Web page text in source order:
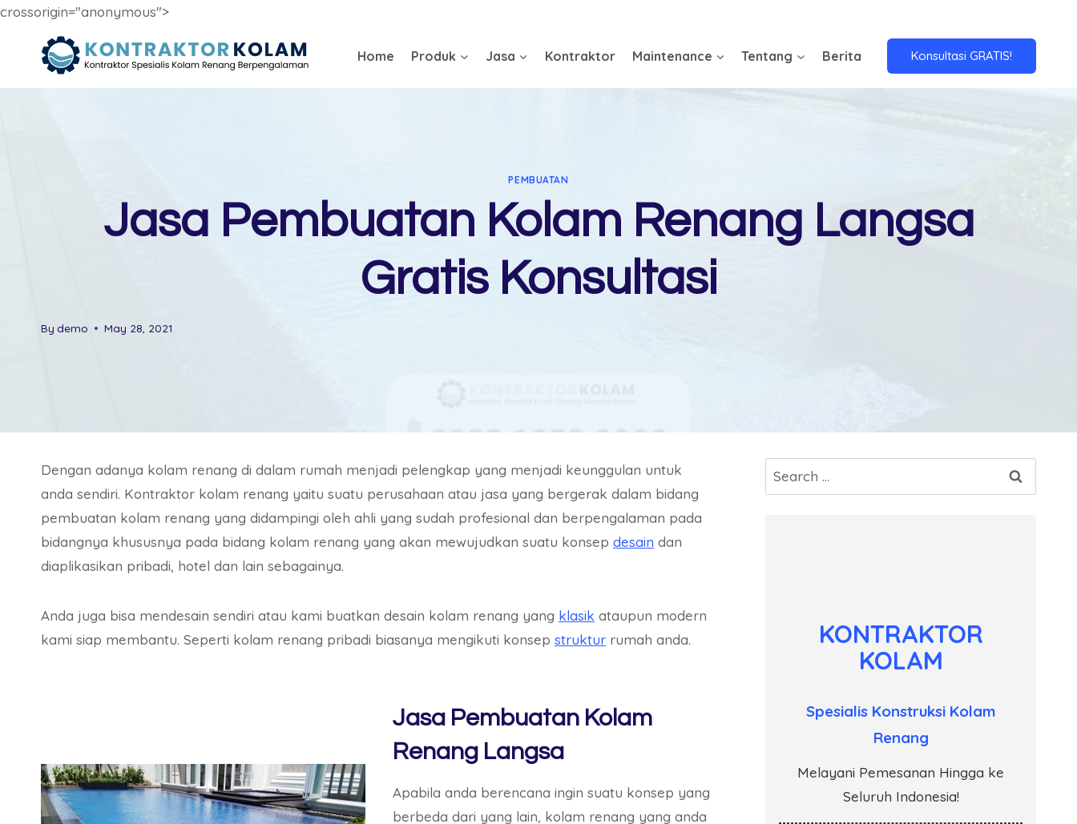
crossorigin="anonymous">
Home Produk Jasa Kontraktor Maintenance Tentang Berita Konsultasi GRATIS!
PEMBUATAN
Jasa Pembuatan Kolam Renang Langsa
Gratis Konsultasi
By demo May 28, 2021
Dengan adanya kolam renang di dalam rumah menjadi pelengkap yang menjadi keunggulan untuk
anda sendiri. Kontraktor kolam renang yaitu suatu perusahaan atau jasa yang bergerak dalam bidang
pembuatan kolam renang yang didampingi oleh ahli yang sudah profesional dan berpengalaman pada
bidangnya khususnya pada bidang kolam renang yang akan mewujudkan suatu konsep desain dan
diaplikasikan pribadi, hotel dan lain sebagainya.
Anda juga bisa mendesain sendiri atau kami buatkan desain kolam renang yang klasik ataupun modern
kami siap membantu. Seperti kolam renang pribadi biasanya mengikuti konsep struktur rumah anda.
Jasa Pembuatan Kolam
Renang Langsa
Apabila anda berencana ingin suatu konsep yang
berbeda dari yang lain, kolam renang yang anda
Search
for:
KONTRAKTOR
KOLAM
Spesialis Konstruksi Kolam
Renang
Melayani Pemesanan Hingga ke
Seluruh Indonesia!